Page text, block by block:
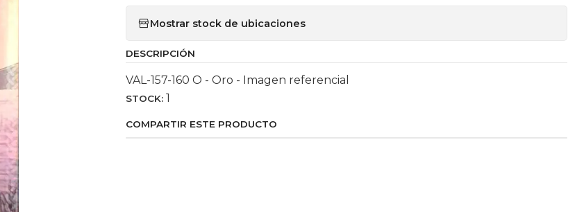
Mostrar stock de ubicaciones
DESCRIPCIÓN
VAL-157-160 O - Oro - Imagen referencial
STOCK: 1
COMPARTIR ESTE PRODUCTO